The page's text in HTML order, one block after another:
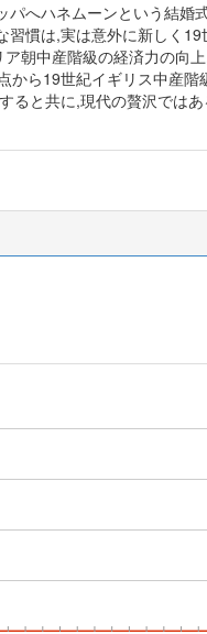
へハネムーンという結婚
慣は,実は意外に新しく
朝中産階級の経済力の向
ら19世紀イギリス中産階
ると共に,現代の贅沢では